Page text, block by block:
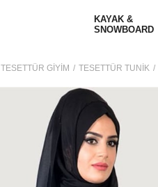
KAYAK &
SNOWBOARD
TESETTÜR GİYİM TESETTÜR TUNİK